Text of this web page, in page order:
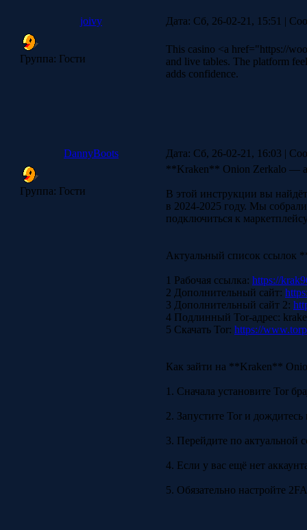
joivy Дата: Сб, 26-02-21, 15:51 |
Группа: Гости
This casino <a href="https://
and live tables. The platform
adds confidence.
DannyBoots Дата: Сб, 26-02-21, 16:03 |
Группа: Гости
**Kraken** Onion Zerkalo —
В этой инструкции вы
в 2024-2025 году. Мы
подключиться к
Актуальный список ссылок
1 Рабочая ссылка: https://
2 Дополнительный сайт:
3 Дополнительный сайт 2:
4 Подлинный Tor-адрес:
5 Скачать Tor: https://
Как зайти на **Kraken**
1. Сначала установите Tor
2. Запустите Tor и дождитесь
3. Перейдите по актуальной
4. Если у вас ещё нет
5. Обязательно настройте